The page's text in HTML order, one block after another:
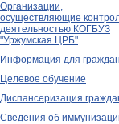
Организации,
осуществляющие
деятельностью КОГБУЗ
"Уржумская ЦРБ"
Информация для граждан
Целевое обучение
Диспансеризация
Сведения об